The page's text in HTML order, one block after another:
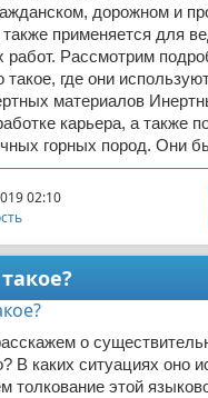
дорожном и
применяется для
Рассмотрим
где они
материалов
карьера, а также
горных пород. Они
02:10
о
В каких ситуациях оно
толкование этой